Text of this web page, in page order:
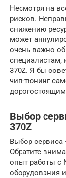
Несмотря на
рисков.
снижению
может
очень важно
специалистам,
370Z. Я бы
чип-тюнинг
Выбор
370Z
Выбор сервиса
Обратите
опыт работы с
оборудования